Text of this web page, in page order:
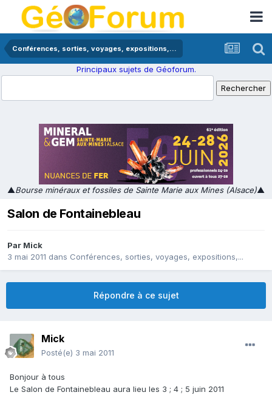
Conférences, sorties, voyages, expositions,...
Principaux sujets de Géoforum.
▲Bourse minéraux et fossiles de Sainte Marie aux Mines (Alsace)▲
Salon de Fontainebleau
Par Mick
3 mai 2011 dans Conférences, sorties, voyages, expositions,...
Répondre à ce sujet
Mick
Posté(e) 3 mai 2011
Bonjour à tous
Le Salon de Fontainebleau aura lieu les 3 ; 4 ; 5 juin 2011